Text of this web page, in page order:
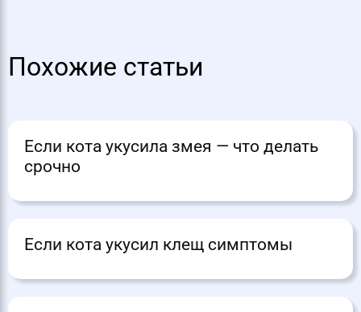
Похожие статьи
Если кота укусила змея — что делать
срочно
Если кота укусил клещ симптомы